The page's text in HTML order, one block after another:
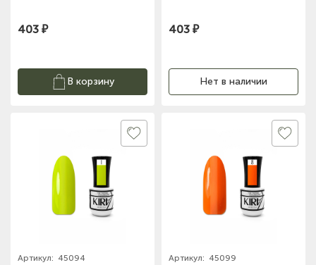
403 ₽
В корзину
403 ₽
Нет в наличии
Артикул: 45094 Артикул: 45099